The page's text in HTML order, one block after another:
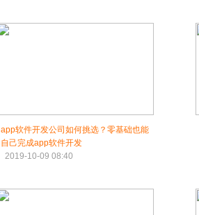
app软件开发公司如何挑选？零基础也能
自己完成app软件开发
2019-10-09 08:40